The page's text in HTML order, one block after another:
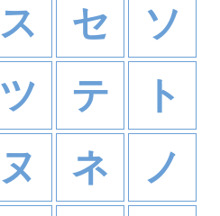
ス セ
ソ
ツ テ
ト
ヌ ネ
ノ